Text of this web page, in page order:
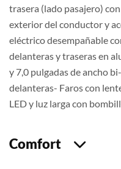
trasera (lado pasajero)
exterior del conductor y
eléctrico desempañable
delanteras y traseras en
y 7,0 pulgadas de ancho
delanteras- Faros con
LED y luz larga con
Comfort